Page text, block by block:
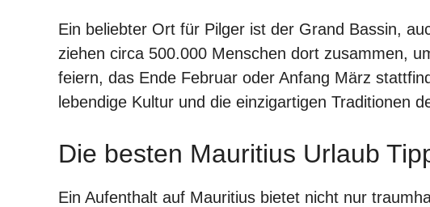
Ein beliebter Ort für Pilger ist der Grand Bassin,
ziehen circa 500.000 Menschen dort zusammen,
feiern, das Ende Februar oder Anfang März
lebendige Kultur und die einzigartigen Traditionen
Die besten Mauritius Urlaub
Ein Aufenthalt auf Mauritius bietet nicht nur